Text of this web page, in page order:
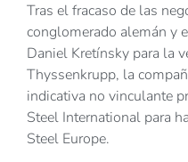
Tras el fracaso de las
conglomerado alemán y
Daniel Kretínsky para la
Thyssenkrupp, la
indicativa no vinculante
Steel International para
Steel Europe.